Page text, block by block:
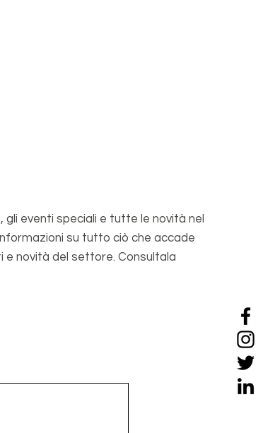
eventi speciali e tutte le novità nel
su tutto ciò che accade
novità del settore. Consultala